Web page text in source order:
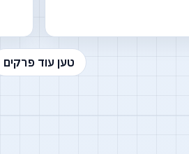
טען עוד פרקים